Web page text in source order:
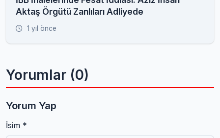
Aktaş Örgütü Zanlıları Adliyede
1 yıl önce
Yorumlar (0)
Yorum Yap
İsim *